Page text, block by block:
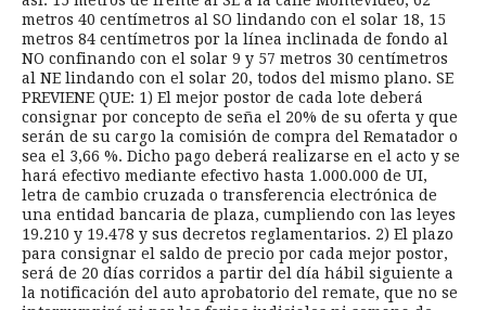
metros 40 centímetros al SO lindando con el solar 18, 15
metros 84 centímetros por la línea inclinada de fondo al
NO confinando con el solar 9 y 57 metros 30 centímetros
al NE lindando con el solar 20, todos del mismo plano. SE
PREVIENE QUE: 1) El mejor postor de cada lote deberá
consignar por concepto de seña el 20% de su oferta y que
serán de su cargo la comisión de compra del Rematador o
sea el 3,66 %. Dicho pago deberá realizarse en el acto y se
hará efectivo mediante efectivo hasta 1.000.000 de UI,
letra de cambio cruzada o transferencia electrónica de
una entidad bancaria de plaza, cumpliendo con las leyes
19.210 y 19.478 y sus decretos reglamentarios. 2) El plazo
para consignar el saldo de precio por cada mejor postor,
será de 20 días corridos a partir del día hábil siguiente a
la notificación del auto aprobatorio del remate, que no se